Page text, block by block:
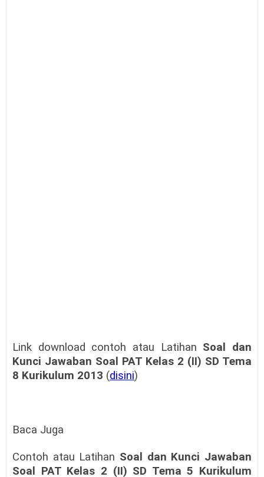
Link download contoh atau Latihan Soal dan
Kunci Jawaban Soal PAT Kelas 2 (II) SD Tema
8 Kurikulum 2013 (disini)
Baca Juga
Contoh atau Latihan Soal dan Kunci Jawaban
Soal PAT Kelas 2 (II) SD Tema 5 Kurikulum